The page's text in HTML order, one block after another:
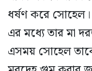
ধর্ষণ করে সোহেল।
এর মধ্যে তার মা
এসময় সোহেল